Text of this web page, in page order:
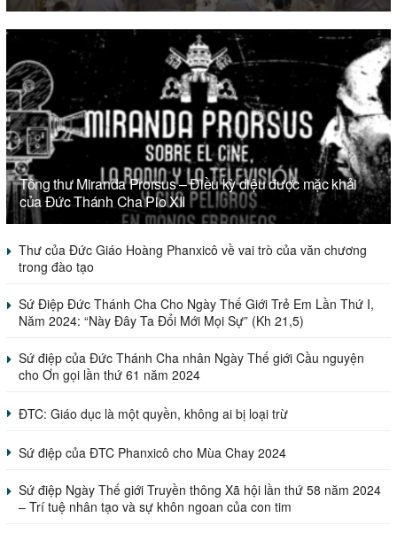
Tông thư Miranda Prorsus – Điều kỳ diệu được mặc khải
của Đức Thánh Cha Pio XII
Thư của Đức Giáo Hoàng Phanxicô về vai trò của văn chương
trong đào tạo
Sứ Điệp Đức Thánh Cha Cho Ngày Thế Giới Trẻ Em Lần Thứ I,
Năm 2024: “Này Đây Ta Đổi Mới Mọi Sự” (Kh 21,5)
Sứ điệp của Đức Thánh Cha nhân Ngày Thế giới Cầu nguyện
cho Ơn gọi lần thứ 61 năm 2024
ĐTC: Giáo dục là một quyền, không ai bị loại trừ
Sứ điệp của ĐTC Phanxicô cho Mùa Chay 2024
Sứ điệp Ngày Thế giới Truyền thông Xã hội lần thứ 58 năm 2024
– Trí tuệ nhân tạo và sự khôn ngoan của con tim